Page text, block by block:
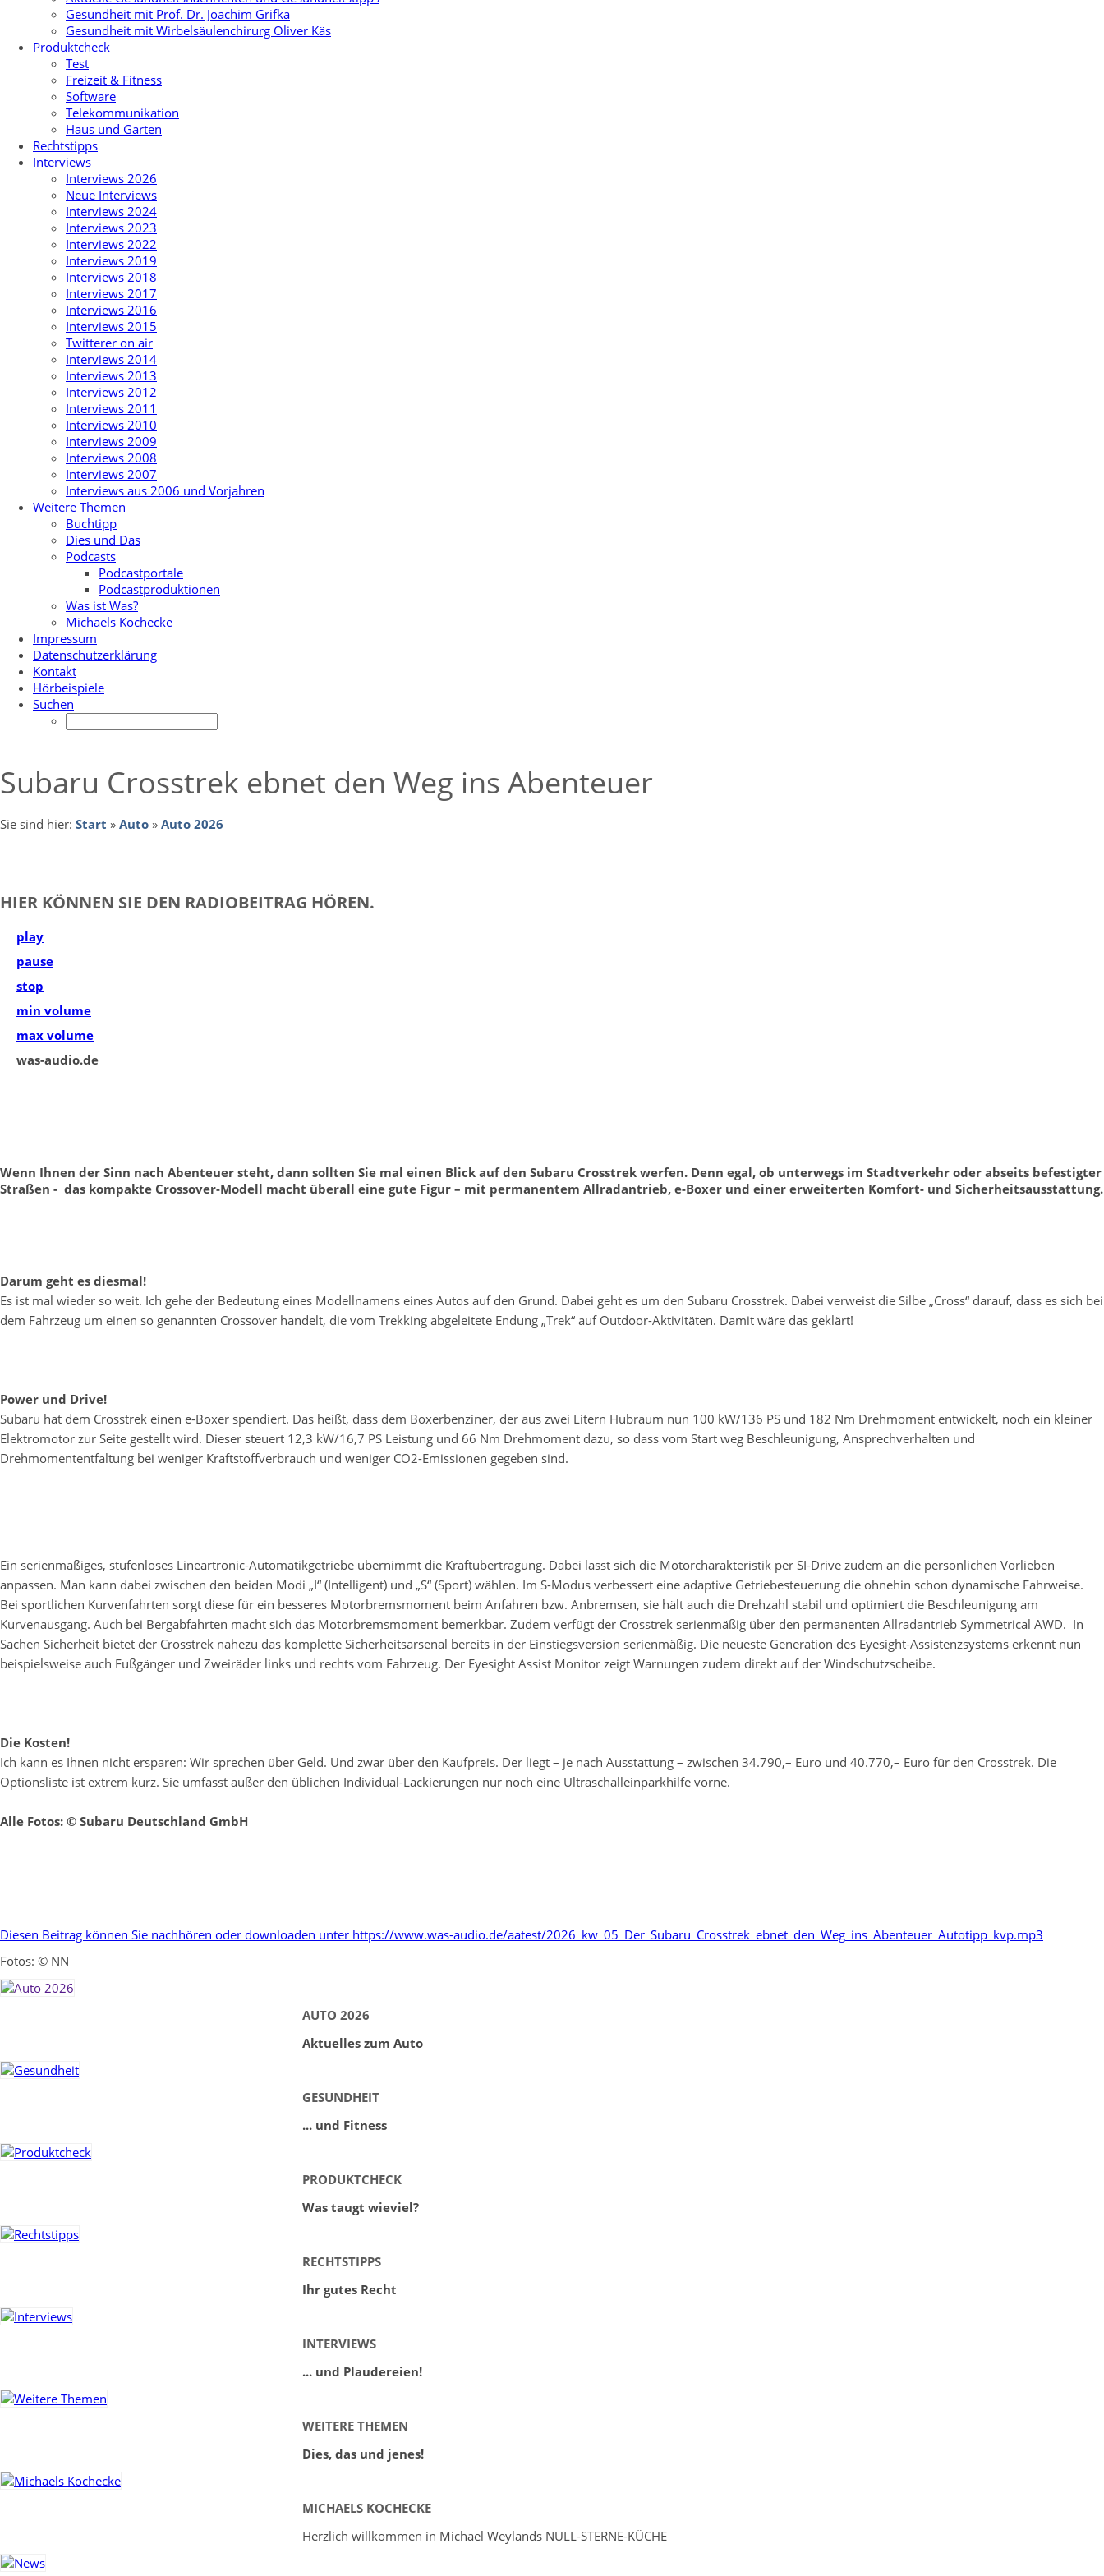
Gesundheit mit Prof. Dr. Joachim Grifka
Gesundheit mit Wirbelsäulenchirurg Oliver Käs
Produktcheck
Test
Freizeit & Fitness
Software
Telekommunikation
Haus und Garten
Rechtstipps
Interviews
Interviews 2026
Neue Interviews
Interviews 2024
Interviews 2023
Interviews 2022
Interviews 2019
Interviews 2018
Interviews 2017
Interviews 2016
Interviews 2015
Twitterer on air
Interviews 2014
Interviews 2013
Interviews 2012
Interviews 2011
Interviews 2010
Interviews 2009
Interviews 2008
Interviews 2007
Interviews aus 2006 und Vorjahren
Weitere Themen
Buchtipp
Dies und Das
Podcasts
Podcastportale
Podcastproduktionen
Was ist Was?
Michaels Kochecke
Impressum
Datenschutzerklärung
Kontakt
Hörbeispiele
Suchen
Subaru Crosstrek ebnet den Weg ins Abenteuer
Sie sind hier: Start » Auto » Auto 2026
HIER KÖNNEN SIE DEN RADIOBEITRAG HÖREN.
play
pause
stop
min volume
max volume
was-audio.de
Wenn Ihnen der Sinn nach Abenteuer steht, dann sollten Sie mal einen Blick auf den Subaru Crosstrek werfen. Denn egal, ob unterwegs im Stadtverkehr oder abseits befestigter
Straßen - das kompakte Crossover-Modell macht überall eine gute Figur – mit permanentem Allradantrieb, e-Boxer und einer erweiterten Komfort- und Sicherheitsausstattung.
Darum geht es diesmal!
Es ist mal wieder so weit. Ich gehe der Bedeutung eines Modellnamens eines Autos auf den Grund. Dabei geht es um den Subaru Crosstrek. Dabei verweist die Silbe „Cross“ darauf, dass es sich bei
dem Fahrzeug um einen so genannten Crossover handelt, die vom Trekking abgeleitete Endung „Trek“ auf Outdoor-Aktivitäten. Damit wäre das geklärt!
Power und Drive!
Subaru hat dem Crosstrek einen e-Boxer spendiert. Das heißt, dass dem Boxerbenziner, der aus zwei Litern Hubraum nun 100 kW/136 PS und 182 Nm Drehmoment entwickelt, noch ein kleiner
Elektromotor zur Seite gestellt wird. Dieser steuert 12,3 kW/16,7 PS Leistung und 66 Nm Drehmoment dazu, so dass vom Start weg Beschleunigung, Ansprechverhalten und
Drehmomententfaltung bei weniger Kraftstoffverbrauch und weniger CO2-Emissionen gegeben sind.
Ein serienmäßiges, stufenloses Lineartronic-Automatikgetriebe übernimmt die Kraftübertragung. Dabei lässt sich die Motorcharakteristik per SI-Drive zudem an die persönlichen Vorlieben
anpassen. Man kann dabei zwischen den beiden Modi „I“ (Intelligent) und „S“ (Sport) wählen. Im S-Modus verbessert eine adaptive Getriebesteuerung die ohnehin schon dynamische Fahrweise.
Bei sportlichen Kurvenfahrten sorgt diese für ein besseres Motorbremsmoment beim Anfahren bzw. Anbremsen, sie hält auch die Drehzahl stabil und optimiert die Beschleunigung am
Kurvenausgang. Auch bei Bergabfahrten macht sich das Motorbremsmoment bemerkbar. Zudem verfügt der Crosstrek serienmäßig über den permanenten Allradantrieb Symmetrical AWD. In
Sachen Sicherheit bietet der Crosstrek nahezu das komplette Sicherheitsarsenal bereits in der Einstiegsversion serienmäßig. Die neueste Generation des Eyesight-Assistenzsystems erkennt nun
beispielsweise auch Fußgänger und Zweiräder links und rechts vom Fahrzeug. Der Eyesight Assist Monitor zeigt Warnungen zudem direkt auf der Windschutzscheibe.
Die Kosten!
Ich kann es Ihnen nicht ersparen: Wir sprechen über Geld. Und zwar über den Kaufpreis. Der liegt – je nach Ausstattung – zwischen 34.790,– Euro und 40.770,– Euro für den Crosstrek. Die
Optionsliste ist extrem kurz. Sie umfasst außer den üblichen Individual-Lackierungen nur noch eine Ultraschalleinparkhilfe vorne.
Alle Fotos: © Subaru Deutschland GmbH
Diesen Beitrag können Sie nachhören oder downloaden unter https://www.was-audio.de/aatest/2026_kw_05_Der_Subaru_Crosstrek_ebnet_den_Weg_ins_Abenteuer_Autotipp_kvp.mp3
Fotos: © NN
AUTO 2026
Aktuelles zum Auto
GESUNDHEIT
... und Fitness
PRODUKTCHECK
Was taugt wieviel?
RECHTSTIPPS
Ihr gutes Recht
INTERVIEWS
... und Plaudereien!
WEITERE THEMEN
Dies, das und jenes!
MICHAELS KOCHECKE
Herzlich willkommen in Michael Weylands NULL-STERNE-KÜCHE